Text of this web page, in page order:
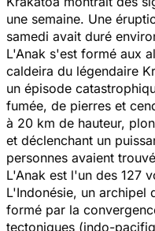
une semaine. Une
samedi avait duré
L'Anak s'est formé aux
caldeira du légendaire
un épisode
fumée, de pierres et
à 20 km de hauteur,
et déclenchant un
personnes avaient
L'Anak est l'un des 127
L'Indonésie, un archipel
formé par la
tectoniques (indo-